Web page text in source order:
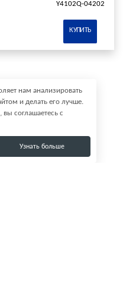
Y4102Q-04202
КУПИТЬ
нам анализировать
и делать его лучше.
соглашаетесь с
Узнать больше